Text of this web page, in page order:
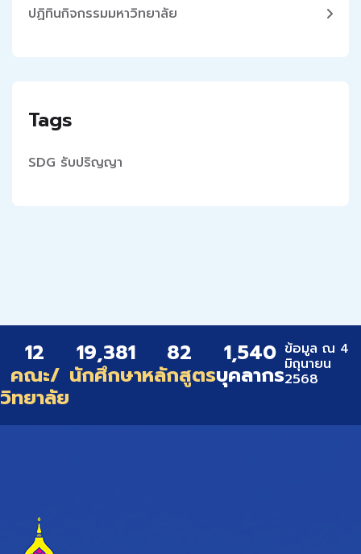
ปฏิทินกิจกรรมมหาวิทยาลัย
Tags
SDG รับปริญญา
12
คณะ/
วิทยาลัย
19,381
นักศึกษา
82
หลักสูตร
1,540
บุคลากร
ข้อมูล ณ 4
มิถุนายน
2568